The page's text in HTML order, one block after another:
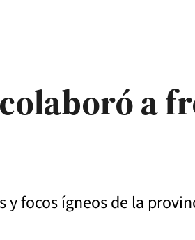
a
focos ígneos de la